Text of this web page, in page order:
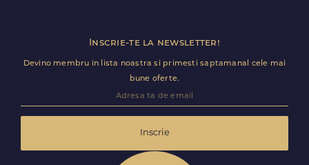
Inscrie-te la newsletter!
Devino membru in lista noastra si primesti saptamanal cele mai
bune oferte.
Inscrie